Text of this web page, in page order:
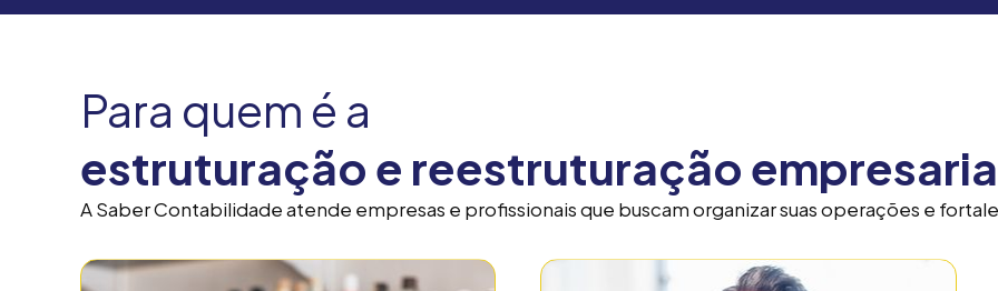
Para quem é a
estruturação e reestruturação
A Saber Contabilidade atende empresas e profissionais que buscam organizar suas operações e